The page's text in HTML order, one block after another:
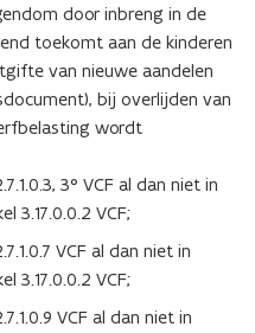
door inbreng in de
toekomt aan de kinderen
van nieuwe aandelen
bij overlijden van
wordt
3° VCF al dan niet in
3.17.0.0.2 VCF;
VCF al dan niet in
3.17.0.0.2 VCF;
VCF al dan niet in